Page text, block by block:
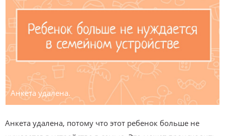
Анкета удалена.
Анкета удалена, потому что этот ребенок больше не